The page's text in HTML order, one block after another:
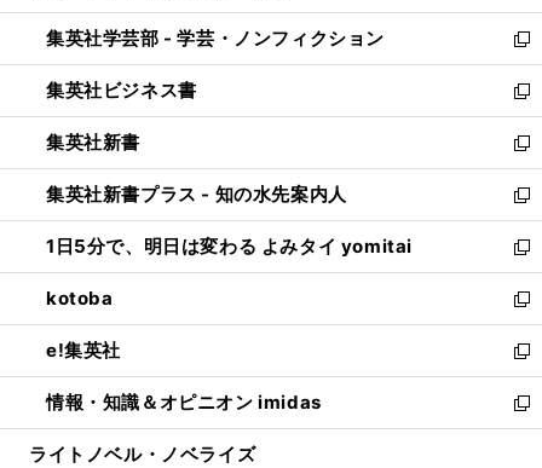
開
く
ウ
で
開
く
ン
ド
ウ
で
開
く
ウ
ィ
ン
ド
ウ
で
開
く
集英社学芸部 - 学芸・ノンフィクション
新
し
い
ウ
ィ
ン
ド
ウ
で
開
く
集英社ビジネス書
新
し
い
ウ
ィ
ン
ド
ウ
で
開
く
集英社新書
新
し
い
ウ
ィ
ン
ド
ウ
で
開
く
集英社新書プラス - 知の水先案内人
新
し
い
ウ
ィ
ン
ド
ウ
で
開
1日5分で、明日は変わる よみタイ yomitai
新
し
い
ウ
ィ
ン
ド
ウ
kotoba
新
し
い
ウ
ィ
ン
e!集英社
新
し
い
ウ
情報・知識＆オピニオン imidas
新
し
ライトノベル・ノベライズ